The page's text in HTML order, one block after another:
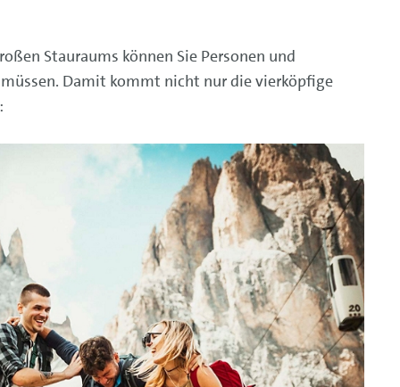
Stauraums können Sie Personen und
Damit kommt nicht nur die vierköpfige